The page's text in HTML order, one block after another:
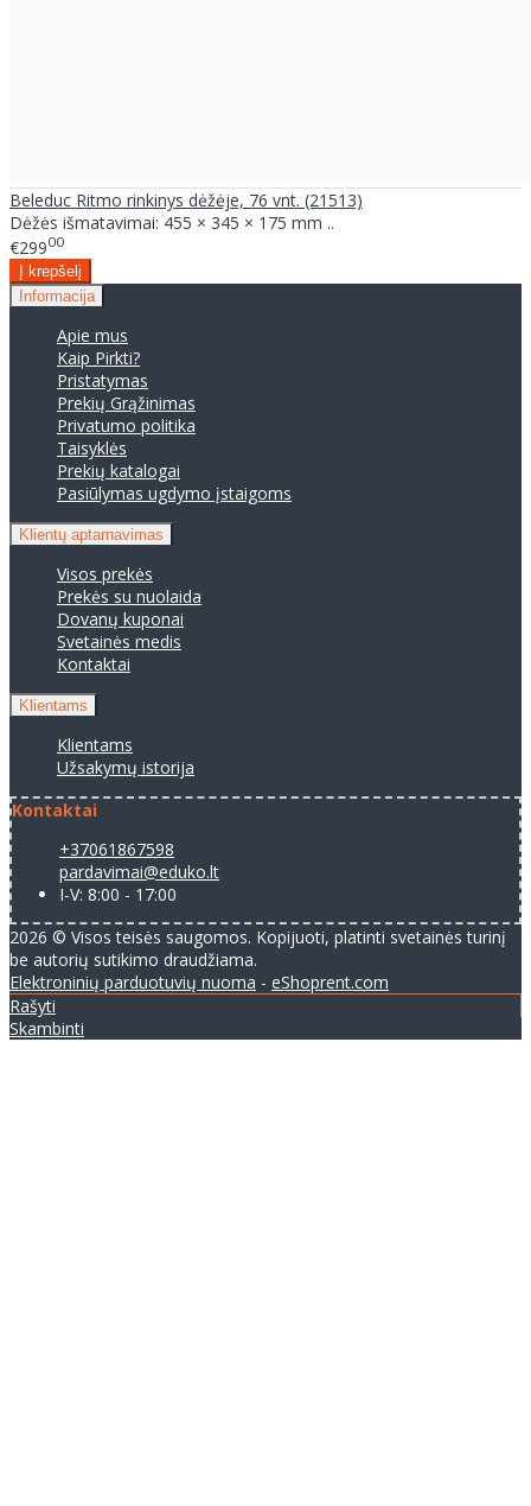
Beleduc Ritmo rinkinys dėžėje, 76 vnt. (21513)
Dėžės išmatavimai: 455 × 345 × 175 mm ..
€29900
Informacija
Apie mus
Kaip Pirkti?
Pristatymas
Prekių Grąžinimas
Privatumo politika
Taisyklės
Prekių katalogai
Pasiūlymas ugdymo įstaigoms
Klientų aptarnavimas
Visos prekės
Prekės su nuolaida
Dovanų kuponai
Svetainės medis
Kontaktai
Klientams
Klientams
Užsakymų istorija
Kontaktai
+37061867598
pardavimai@eduko.lt
I-V: 8:00 - 17:00
2026 © Visos teisės saugomos. Kopijuoti, platinti svetainės turinį
be autorių sutikimo draudžiama.
Elektroninių parduotuvių nuoma - eShoprent.com
Rašyti
Skambinti